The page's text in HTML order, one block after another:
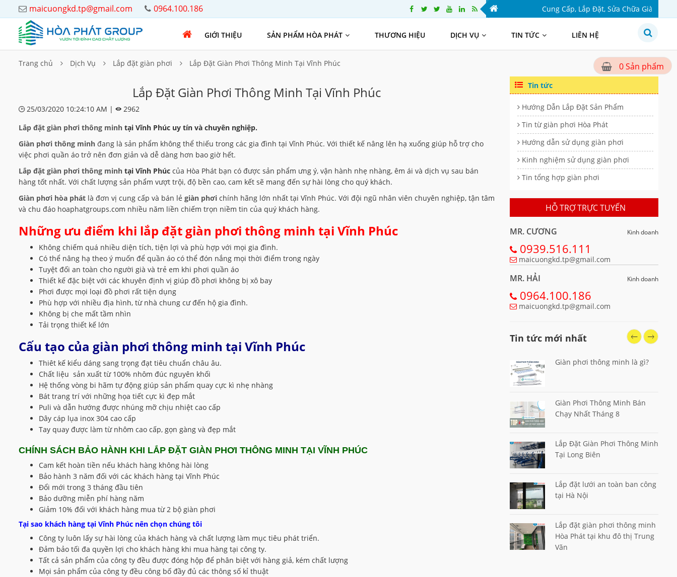
maicuongkd.tp@gmail.com 0964.100.186
0Sản phẩm
Cung Cấp, Lắp Đặt, Sửa Chữa Giàn Phơi
GIỚI THIỆU SẢN PHẨM HÒA PHÁT THƯƠNG HIỆU DỊCH VỤ TIN TỨC LIÊN HỆ
Trang chủ Dịch Vụ Lắp đặt giàn phơi Lắp Đặt Giàn Phơi Thông Minh Tại Vĩnh Phúc
Lắp Đặt Giàn Phơi Thông Minh Tại Vĩnh Phúc
25/03/2020 10:24:10 AM |
2962
Lắp đặt giàn phơi thông minh tại Vĩnh Phúc uy tín và chuyên nghiệp.
Giàn phơi thông minh đang là sản phẩm không thể thiếu trong các gia đình tại Vĩnh Phúc. Với thiết kế nâng lên hạ xuống giúp hỗ trợ cho
việc phơi quần áo trở nên đơn giản và dễ dàng hơn bao giờ hết.
Lắp đặt giàn phơi thông minh tại Vĩnh Phúc của Hòa Phát bạn có được sản phẩm ưng ý, vận hành nhẹ nhàng, êm ái và dịch vụ sau bán
hàng tốt nhất. Với chất lượng sản phẩm vượt trội, độ bền cao, cam kết sẽ mang đến sự hài lòng cho quý khách.
Giàn phơi hòa phát là đơn vị cung cấp và bán lẻ giàn phơi chính hãng lớn nhất tại Vĩnh Phúc. Với đội ngũ nhân viên chuyên nghiệp, tận tâm
và chu đáo hoaphatgroups.com nhiều năm liền chiếm trọn niềm tin của quý khách hàng.
Những ưu điểm khi lắp đặt giàn phơi thông minh tại Vĩnh Phúc
Không chiếm quá nhiều diện tích, tiện lợi và phù hợp với mọi gia đình.
Có thể nâng hạ theo ý muốn để quần áo có thể đón nắng mọi thời điểm trong ngày
Tuyệt đối an toàn cho người già và trẻ em khi phơi quần áo
Thiết kế đặc biệt với các khuyên định vị giúp đồ phơi không bị xô bay
Phơi được mọi loại đồ phơi rất tiện dụng
Phù hợp với nhiều địa hình, từ nhà chung cư đến hộ gia đình.
Không bị che mất tầm nhìn
Tải trọng thiết kế lớn
Cấu tạo của giàn phơi thông minh tại Vĩnh Phúc
Thiêt kế kiểu dáng sang trọng đạt tiêu chuẩn châu âu.
Chất liệu sản xuất từ 100% nhôm đúc nguyên khối
Hệ thống vòng bi hãm tự động giúp sản phẩm quay cực kì nhẹ nhàng
Bát trang trí với những họa tiết cực kì đẹp mắt
Puli và dẫn hướng được nhúng mỡ chịu nhiệt cao cấp
Dây cáp lụa inox 304 cao cấp
Tay quay được làm từ nhôm cao cấp, gọn gàng và đẹp mắt
CHÍNH SÁCH BẢO HÀNH KHI LẮP ĐẶT GIÀN PHƠI THÔNG MINH TẠI VĨNH PHÚC
Cam kết hoàn tiền nếu khách hàng không hài lòng
Bảo hành 3 năm đối với các khách hàng tại Vĩnh Phúc
Đổi mới trong 3 tháng đầu tiên
Bảo dưỡng miễn phí hàng năm
Giảm 10% đối với khách hàng mua từ 2 bộ giàn phơi
Tại sao khách hàng tại Vĩnh Phúc nên chọn chúng tôi
Công ty luôn lấy sự hài lòng của khách hàng và chất lượng làm mục tiêu phát triển.
Đảm bảo tối đa quyền lợi cho khách hàng khi mua hàng tại công ty.
Tất cả sản phẩm của công ty đều được đóng hộp để phân biệt với hàng giả, kém chất lượng
Mọi sản phẩm của công ty đều công bố đầy đủ các thông số kỉ thuật
Tin tức
Hướng Dẫn Lắp Đặt Sản Phẩm
Tin từ giàn phơi Hòa Phát
Hướng dẫn sử dụng giàn phơi
Kinh nghiệm sử dụng giàn phơi
Tin tổng hợp giàn phơi
HỖ TRỢ TRỰC TUYẾN
MR. CƯƠNG Kinh doanh
0939.516.111
maicuongkd.tp@gmail.com
MR. HẢI Kinh doanh
0964.100.186
maicuongkd.tp@gmail.com
Tin tức mới nhất
Giàn phơi thông minh là gì?
Giàn Phơi Thông Minh Bán
Chạy Nhất Tháng 8
Lắp Đặt Giàn Phơi Thông Minh
Tại Long Biên
Lắp đặt lưới an toàn ban công
tại Hà Nội
Lắp đặt giàn phơi thông minh
Hòa Phát tại khu đô thị Trung
Văn